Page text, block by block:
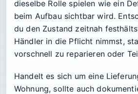
dieselbe Rolle spielen wie ein
beim Aufbau sichtbar wird.
du den Zustand zeitnah
Händler in die Pflicht nimmst,
vorschnell zu reparieren oder
Handelt es sich um eine
Wohnung, sollte auch